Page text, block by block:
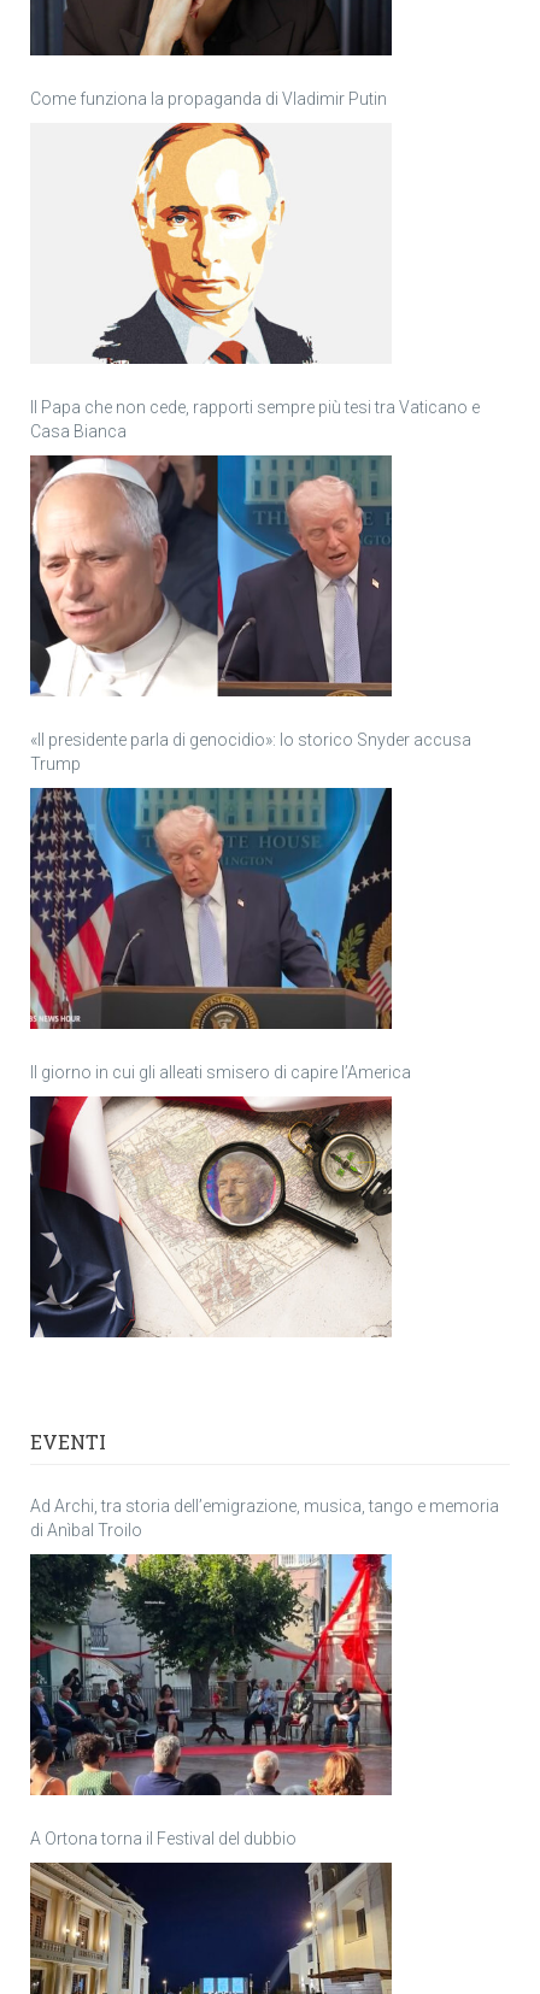
Come funziona la propaganda di Vladimir Putin
Il Papa che non cede, rapporti sempre più tesi tra Vaticano e
Casa Bianca
«Il presidente parla di genocidio»: lo storico Snyder accusa
Trump
Il giorno in cui gli alleati smisero di capire l’America
EVENTI
Ad Archi, tra storia dell’emigrazione, musica, tango e memoria
di Anìbal Troilo
A Ortona torna il Festival del dubbio